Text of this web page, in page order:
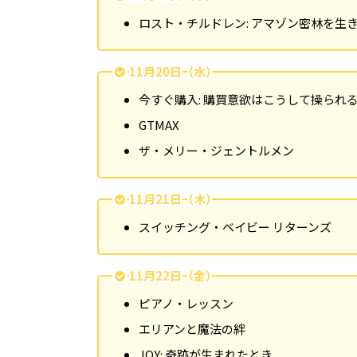
ロスト・チルドレン: アマゾン密林を生
11月20日（水）
今すぐ購入: 購買意欲はこうして操られる
GTMAX
ザ・メリー・ジェントルメン
11月21日（木）
スイッチング・ベイビー リターンズ
11月22日（金）
ピアノ・レッスン
エリアンと魔法の絆